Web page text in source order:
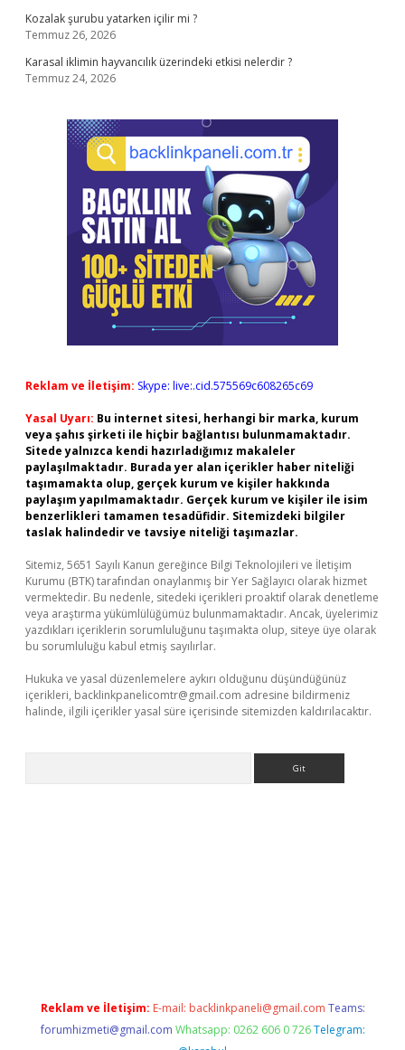
Kozalak şurubu yatarken içilir mi ?
Temmuz 26, 2026
Karasal iklimin hayvancılık üzerindeki etkisi nelerdir ?
Temmuz 24, 2026
Reklam ve İletişim: Skype: live:.cid.575569c608265c69
Yasal Uyarı: Bu internet sitesi, herhangi bir marka, kurum
veya şahıs şirketi ile hiçbir bağlantısı bulunmamaktadır.
Sitede yalnızca kendi hazırladığımız makaleler
paylaşılmaktadır. Burada yer alan içerikler haber niteliği
taşımamakta olup, gerçek kurum ve kişiler hakkında
paylaşım yapılmamaktadır. Gerçek kurum ve kişiler ile isim
benzerlikleri tamamen tesadüfidir. Sitemizdeki bilgiler
taslak halindedir ve tavsiye niteliği taşımazlar.
Sitemiz, 5651 Sayılı Kanun gereğince Bilgi Teknolojileri ve İletişim
Kurumu (BTK) tarafından onaylanmış bir Yer Sağlayıcı olarak hizmet
vermektedir. Bu nedenle, sitedeki içerikleri proaktif olarak denetleme
veya araştırma yükümlülüğümüz bulunmamaktadır. Ancak, üyelerimiz
yazdıkları içeriklerin sorumluluğunu taşımakta olup, siteye üye olarak
bu sorumluluğu kabul etmiş sayılırlar.
Hukuka ve yasal düzenlemelere aykırı olduğunu düşündüğünüz
içerikleri, backlinkpanelicomtr@gmail.com adresine bildirmeniz
halinde, ilgili içerikler yasal süre içerisinde sitemizden kaldırılacaktır.
Reklam ve İletişim: E-mail: backlinkpaneli@gmail.com Teams:
forumhizmeti@gmail.com Whatsapp: 0262 606 0 726 Telegram: